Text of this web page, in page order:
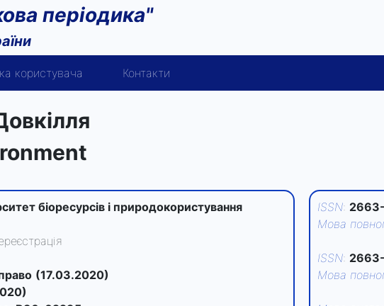
періодика"
користувача Контакти
біоресурсів і природокористування
(17.03.2020)
ISSN:
Мова
ISSN:
Мова